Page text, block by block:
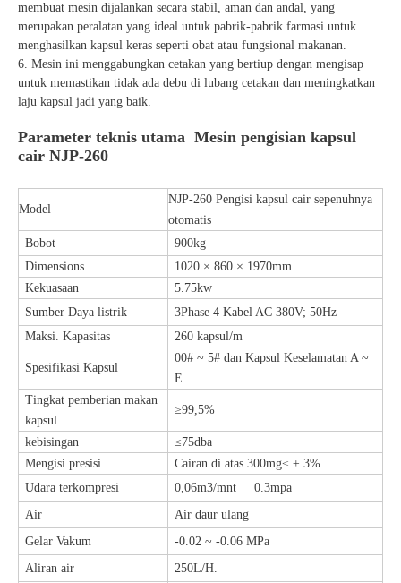
membuat mesin dijalankan secara stabil, aman dan andal, yang
merupakan peralatan yang ideal untuk pabrik-pabrik farmasi untuk
menghasilkan kapsul keras seperti obat atau fungsional makanan.
6. Mesin ini menggabungkan cetakan yang bertiup dengan mengisap
untuk memastikan tidak ada debu di lubang cetakan dan meningkatkan
laju kapsul jadi yang baik.
Parameter teknis utama Mesin pengisian kapsul
cair NJP-260
Model
NJP-260 Pengisi kapsul cair sepenuhnya
otomatis
Bobot
900kg
Dimensions
1020 × 860 × 1970mm
Kekuasaan
5.75kw
Sumber Daya listrik
3Phase 4 Kabel AC 380V; 50Hz
Maksi. Kapasitas
260 kapsul/m
Spesifikasi Kapsul
00# ~ 5# dan Kapsul Keselamatan A ~
E
Tingkat pemberian makan
kapsul
≥99,5%
kebisingan
≤75dba
Mengisi presisi
Cairan di atas 300mg≤ ± 3%
Udara terkompresi
0,06m3/mnt 0.3mpa
Air
Air daur ulang
Gelar Vakum
-0.02 ~ -0.06 MPa
Aliran air
250L/H.